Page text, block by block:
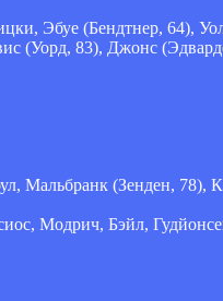
Эбуе (Бендтнер, 64),
(Уорд, 83), Джонс
Мальбранк (Зенден, 78),
Модрич, Бэйл,